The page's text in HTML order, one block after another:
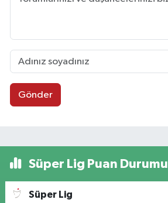
Gönder
Süper Lig Puan Durumu
Süper Lig